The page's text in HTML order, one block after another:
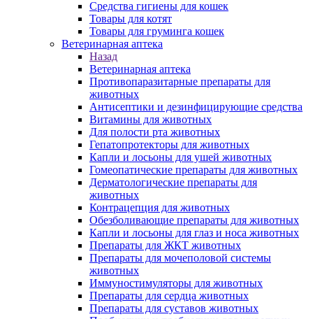
Средства гигиены для кошек
Товары для котят
Товары для груминга кошек
Ветеринарная аптека
Назад
Ветеринарная аптека
Противопаразитарные препараты для
животных
Антисептики и дезинфицирующие средства
Витамины для животных
Для полости рта животных
Гепатопротекторы для животных
Капли и лосьоны для ушей животных
Гомеопатические препараты для животных
Дерматологические препараты для
животных
Контрацепция для животных
Обезболивающие препараты для животных
Капли и лосьоны для глаз и носа животных
Препараты для ЖКТ животных
Препараты для мочеполовой системы
животных
Иммуностимуляторы для животных
Препараты для сердца животных
Препараты для суставов животных